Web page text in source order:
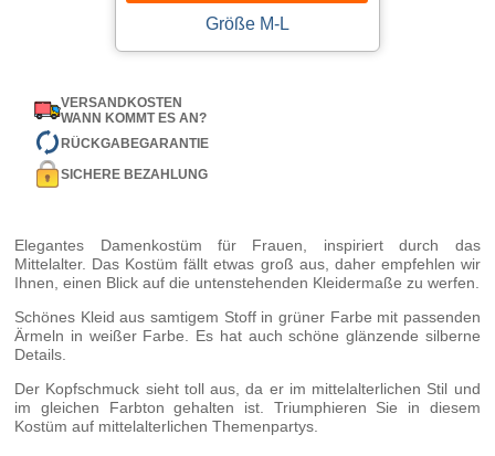
Größe M-L
VERSANDKOSTEN
WANN KOMMT ES AN?
RÜCKGABEGARANTIE
SICHERE BEZAHLUNG
Elegantes Damenkostüm für Frauen, inspiriert durch das
Mittelalter. Das Kostüm fällt etwas groß aus, daher empfehlen wir
Ihnen, einen Blick auf die untenstehenden Kleidermaße zu werfen.
Schönes Kleid aus samtigem Stoff in grüner Farbe mit passenden
Ärmeln in weißer Farbe. Es hat auch schöne glänzende silberne
Details.
Der Kopfschmuck sieht toll aus, da er im mittelalterlichen Stil und
im gleichen Farbton gehalten ist. Triumphieren Sie in diesem
Kostüm auf mittelalterlichen Themenpartys.